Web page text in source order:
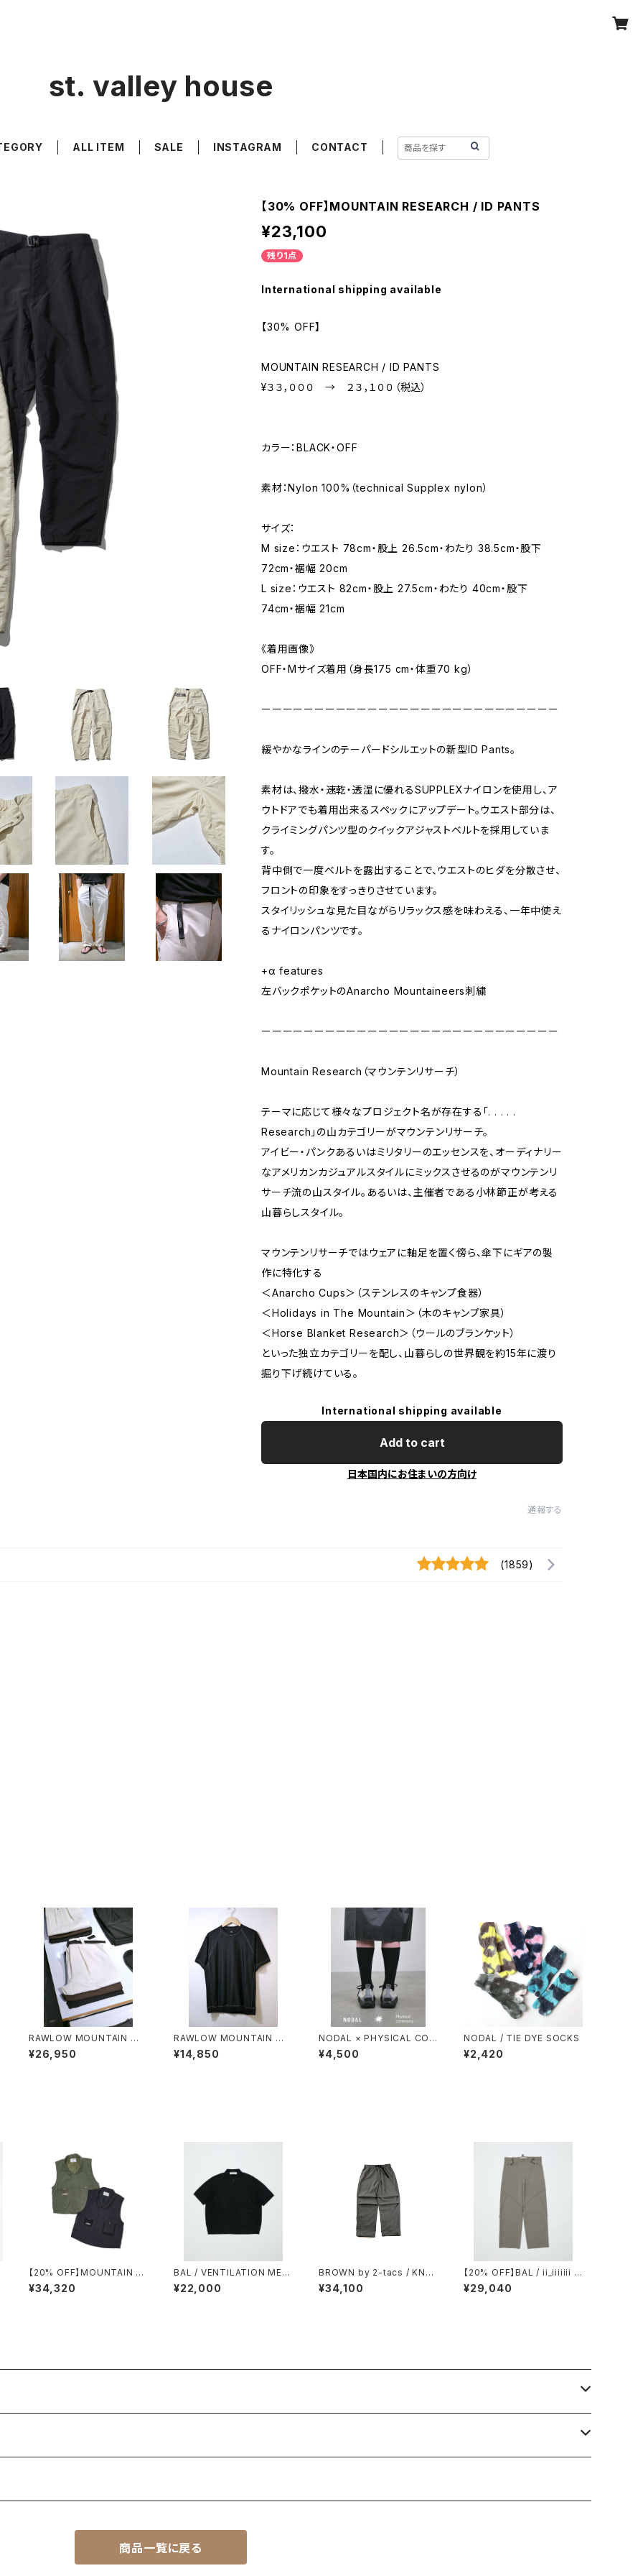
st. valley house
ALL ITEM SALE INSTAGRAM CONTACT
【30% OFF】MOUNTAIN RESEARCH / ID PANTS
¥23,100
残り1点
International shipping available
【30% OFF】
MOUNTAIN RESEARCH / ID PANTS
¥３３，０００ → ２３，１００（税込）
カラー：BLACK・OFF
素材：Nylon 100%（technical Supplex nylon）
サイズ：
M size：ウエスト 78cm・股上 26.5cm・わたり 38.5cm・股下
72cm・裾幅 20cm
L size：ウエスト 82cm・股上 27.5cm・わたり 40cm・股下
74cm・裾幅 21cm
《着用画像》
OFF・Mサイズ着用（身長175 cm・体重70 kg）
ーーーーーーーーーーーーーーーーーーーーーーーーーーーー
緩やかなラインのテーパードシルエットの新型ID Pants。
素材は、撥水・速乾・透湿に優れるSUPPLEXナイロンを使用し、ア
ウトドアでも着用出来るスペックにアップデート。ウエスト部分は、
クライミングパンツ型のクイックアジャストベルトを採用していま
す。
背中側で一度ベルトを露出することで、ウエストのヒダを分散させ、
フロントの印象をすっきりさせています。
スタイリッシュな見た目ながらリラックス感を味わえる、一年中使え
るナイロンパンツです。
+α features
左バックポケットのAnarcho Mountaineers刺繍
ーーーーーーーーーーーーーーーーーーーーーーーーーーーー
Mountain Research（マウンテンリサーチ）
テーマに応じて様々なプロジェクト名が存在する「. . . . .
Research」の山カテゴリーがマウンテンリサーチ。
アイビー・パンクあるいはミリタリーのエッセンスを、オーディナリー
なアメリカンカジュアルスタイルにミックスさせるのがマウンテンリ
サーチ流の山スタイル。あるいは、主催者である小林節正が考える
山暮らしスタイル。
マウンテンリサーチではウェアに軸足を置く傍ら、傘下にギアの製
作に特化する
＜Anarcho Cups＞（ステンレスのキャンプ食器）
＜Holidays in The Mountain＞（木のキャンプ家具）
＜Horse Blanket Research＞（ウールのブランケット）
といった独立カテゴリーを配し、山暮らしの世界観を約15年に渡り
掘り下げ続けている。
International shipping available
Add to cart
日本国内にお住まいの方向け
通報する
(1859)
RAWLOW MOUNTAIN WO
RKS / HIKER BAKER PANT
S
¥26,950
RAWLOW MOUNTAIN WO
RKS / DAD LITE CREW
¥14,850
NODAL × PHYSICAL CON
TMPRY.
¥4,500
NODAL / TIE DYE SOCKS
¥2,420
【20% OFF】MOUNTAIN RE
SEARCH / M69 VEST
¥34,320
BAL / VENTILATION MES
H KNIT ZIP POLO SS
¥22,000
BROWN by 2-tacs / KNEE
TUCK PANTS（GRAY）
¥34,100
【20% OFF】BAL / ii_iiiiiii T
ECHNICAL WOOL TROUS
ER
¥29,040
商品一覧に戻る